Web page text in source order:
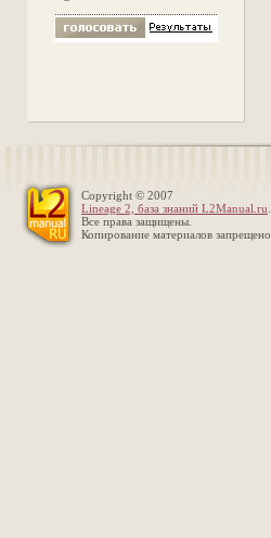
Copyright © 2007
Lineage 2, база знаний L2Manual.ru
Все права защищены.
Копирование материалов запрещено.